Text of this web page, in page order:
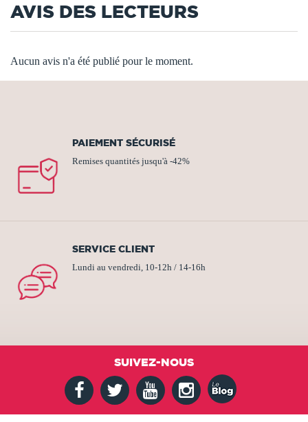
AVIS DES LECTEURS
Aucun avis n'a été publié pour le moment.
PAIEMENT SÉCURISÉ
Remises quantités jusqu'à -42%
SERVICE CLIENT
Lundi au vendredi, 10-12h / 14-16h
SUIVEZ-NOUS